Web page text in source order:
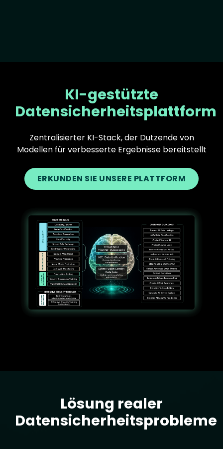
KI-gestützte
Datensicherheitsplattform
Zentralisierter KI-Stack, der Dutzende von
Modellen für verbesserte Ergebnisse bereitstellt
ERKUNDEN SIE UNSERE PLATTFORM
Lösung realer
Datensicherheitsprobleme